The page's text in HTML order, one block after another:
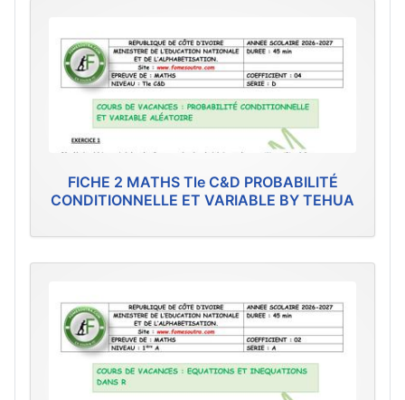
FICHE 2 MATHS Tle C&D PROBABILITÉ
CONDITIONNELLE ET VARIABLE BY TEHUA